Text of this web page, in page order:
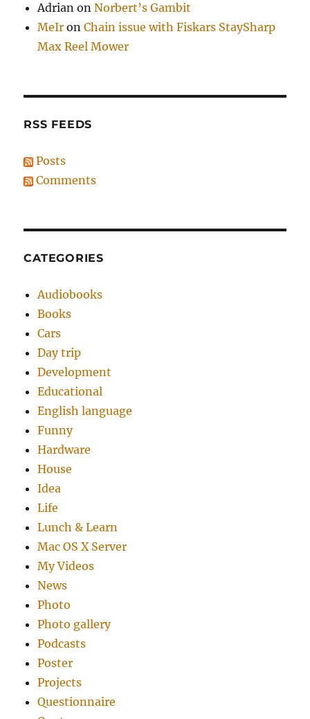
Adrian onNorbert’s Gambit
MeIr onChain issue with Fiskars StaySharp
Max Reel Mower
RSS FEEDS
Posts
Comments
CATEGORIES
Audiobooks
Books
Cars
Day trip
Development
Educational
English language
Funny
Hardware
House
Idea
Life
Lunch & Learn
Mac OS X Server
My Videos
News
Photo
Photo gallery
Podcasts
Poster
Projects
Questionnaire